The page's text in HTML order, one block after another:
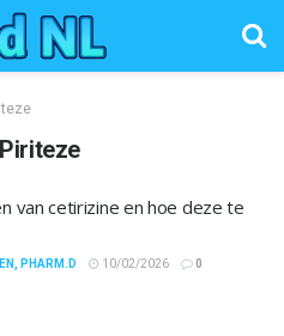
van cetirizine en hoe deze te
PHARM.D 10/02/2026 0